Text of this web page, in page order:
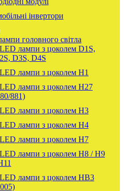
інвертори
головного світла
LED лампи з цоколем D1S,
D3S, D4S
LED лампи з цоколем H1
LED лампи з цоколем H27
881)
LED лампи з цоколем H3
LED лампи з цоколем H4
LED лампи з цоколем H7
LED лампи з цоколем H8 / H9
LED лампи з цоколем HB3